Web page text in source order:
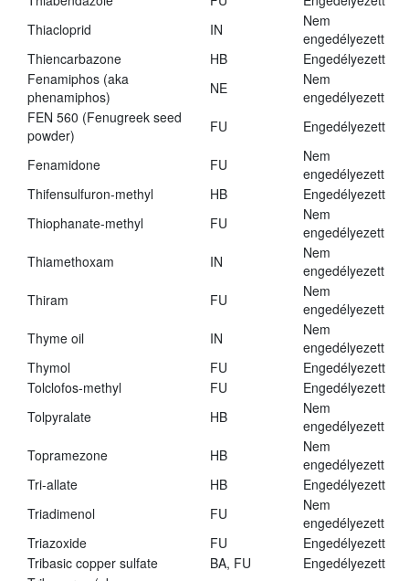
Thiacloprid
IN
Nem
engedélyezett
Thiencarbazone
HB
Engedélyezett
Fenamiphos (aka
phenamiphos)
NE
Nem
engedélyezett
FEN 560 (Fenugreek seed
powder)
FU Engedélyezett
Fenamidone FU
Nem
engedélyezett
Thifensulfuron-methyl
HB
Engedélyezett
Thiophanate-methyl
FU
Nem
engedélyezett
Thiamethoxam
IN
Nem
engedélyezett
Thiram
FU
Nem
engedélyezett
Thyme oil
IN
Nem
engedélyezett
Thymol
FU
Engedélyezett
Tolclofos-methyl
FU
Engedélyezett
Tolpyralate
HB
Nem
engedélyezett
Topramezone
HB
Nem
engedélyezett
Tri-allate
HB
Engedélyezett
Triadimenol
FU
Nem
engedélyezett
Triazoxide
FU
Engedélyezett
Tribasic copper sulfate
BA, FU
Engedélyezett